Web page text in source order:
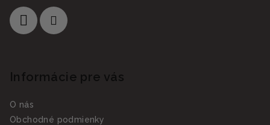
Informácie pre vás
O nás
Obchodné podmienky